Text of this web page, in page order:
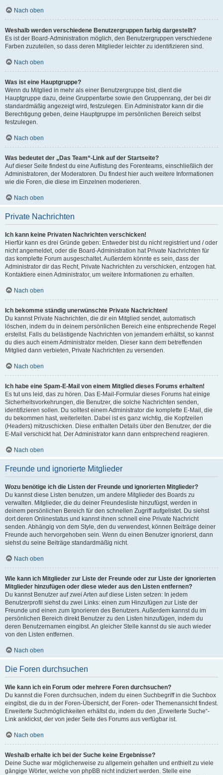
Nach oben
Weshalb werden verschiedene Benutzergruppen farbig dargestellt?
Es ist der Board-Administration möglich, den Benutzergruppen verschiedene
Farben zuzuteilen, so dass deren Mitglieder leichter zu identifizieren sind.
Nach oben
Was ist eine Hauptgruppe?
Wenn du Mitglied in mehr als einer Benutzergruppe bist, dient die
Hauptgruppe dazu, deine Gruppenfarbe sowie den Gruppenrang, der bei dir
standardmäßig angezeigt wird, festzulegen. Ein Administrator kann dir die
Berechtigung geben, deine Hauptgruppe im persönlichen Bereich selbst
festzulegen.
Nach oben
Was bedeutet der „Das Team“-Link auf der Startseite?
Auf dieser Seite findest du eine Auflistung des Forenteams, einschließlich der
Administratoren, der Moderatoren. Du findest hier auch weitere Informationen
wie die Foren, die diese im Einzelnen moderieren.
Nach oben
Private Nachrichten
Ich kann keine Privaten Nachrichten verschicken!
Hierfür kann es drei Gründe geben: Entweder bist du nicht registriert und / oder
nicht angemeldet, oder die Board-Administration hat Private Nachrichten für
das komplette Forum ausgeschaltet. Außerdem könnte es sein, dass der
Administrator dir das Recht, Private Nachrichten zu verschicken, entzogen hat.
Kontaktiere einen Administrator, um weitere Informationen zu erhalten.
Nach oben
Ich bekomme ständig unerwünschte Private Nachrichten!
Du kannst Private Nachrichten, die dir ein Mitglied sendet, automatisch
löschen, indem du in deinem persönlichen Bereich eine entsprechende Regel
erstellst. Falls du belästigende Nachrichten von jemandem erhältst, so kannst
du dies auch einem Administrator melden. Dieser kann dem betreffenden
Mitglied dann verbieten, Private Nachrichten zu versenden.
Nach oben
Ich habe eine Spam-E-Mail von einem Mitglied dieses Forums erhalten!
Es tut uns leid, das zu hören. Das E-Mail-Formular dieses Forums hat einige
Sicherheitsvorkehrungen, die Benutzer, die solche Nachrichten senden,
identifizieren sollen. Du solltest einem Administrator die komplette E-Mail, die
du bekommen hast, weiterleiten. Dabei ist es ganz wichtig, die Kopfzeilen
(Headers) mitzuschicken. Diese enthalten Details über den Benutzer, der die
E-Mail verschickt hat. Der Administrator kann dann entsprechend reagieren.
Nach oben
Freunde und ignorierte Mitglieder
Wozu benötige ich die Listen der Freunde und ignorierten Mitglieder?
Du kannst diese Listen benutzen, um andere Mitglieder des Boards zu
verwalten. Mitglieder, die du deiner Freundesliste hinzufügst, werden in
deinem persönlichen Bereich für den schnellen Zugriff aufgelistet. Du siehst
dort deren Onlinestatus und kannst ihnen schnell eine Private Nachricht
senden. Abhängig von dem Style, den du verwendest, können Beiträge deiner
Freunde auch hervorgehoben sein. Wenn du einen Benutzer ignorierst, dann
siehst du seine Beiträge standardmäßig nicht.
Nach oben
Wie kann ich Mitglieder zur Liste der Freunde oder zur Liste der ignorierten
Mitglieder hinzufügen oder diese wieder aus den Listen entfernen?
Du kannst Benutzer auf zwei Arten auf diese Listen setzen: In jedem
Benutzerprofil siehst du zwei Links: einen zum Hinzufügen zur Liste der
Freunde und einen zum Ignorieren des Benutzers. Außerdem kannst du im
persönlichen Bereich direkt Benutzer zu den Listen hinzufügen, indem du
deren Benutzernamen eingibst. An gleicher Stelle kannst du sie auch wieder
von den Listen entfernen.
Nach oben
Die Foren durchsuchen
Wie kann ich ein Forum oder mehrere Foren durchsuchen?
Du kannst die Foren durchsuchen, indem du einen Suchbegriff in die Suchbox
eingibst, die du in der Foren-Übersicht, der Foren- oder Themenansicht findest.
Erweiterte Suchmöglichkeiten erhältst du, indem du den „Erweiterte Suche“-
Link anklickst, der von jeder Seite des Forums aus verfügbar ist.
Nach oben
Weshalb erhalte ich bei der Suche keine Ergebnisse?
Deine Suche war möglicherweise zu allgemein gehalten und enthielt zu viele
gängige Wörter, welche von phpBB nicht indiziert werden. Stelle eine